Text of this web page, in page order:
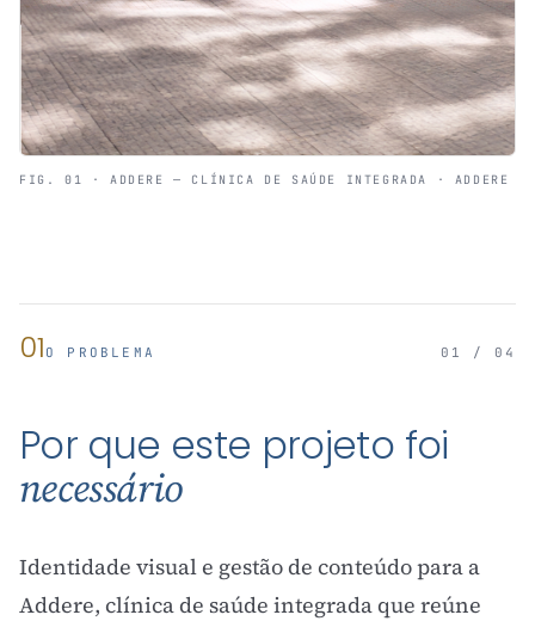
FIG. 01 · ADDERE — CLÍNICA DE SAÚDE INTEGRADA · ADDERE
01 O PROBLEMA 01 / 04
Por que este projeto foi
necessário
Identidade visual e gestão de conteúdo para a
Addere, clínica de saúde integrada que reúne